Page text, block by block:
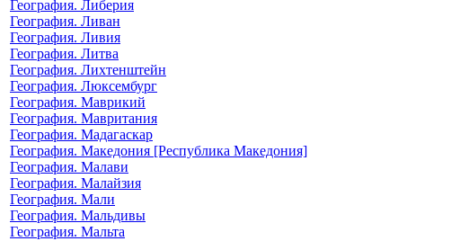
География. Либерия
География. Ливан
География. Ливия
География. Литва
География. Лихтенштейн
География. Люксембург
География. Маврикий
География. Мавритания
География. Мадагаскар
География. Македония [Республика Македония]
География. Малави
География. Малайзия
География. Мали
География. Мальдивы
География. Мальта